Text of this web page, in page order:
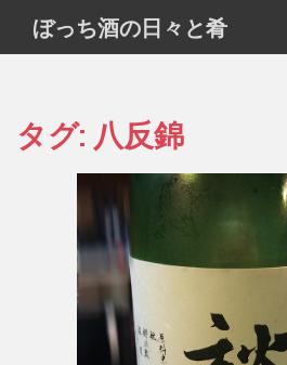
i
ぼっち酒の日々と肴
タグ: 八反錦